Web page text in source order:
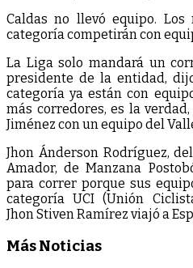
Caldas no llevó equipo.
categoría competirán con
La Liga solo mandará un
presidente de la entidad,
categoría ya están con
más corredores, es la
Jiménez con un equipo del
Jhon Ánderson Rodríguez,
Amador, de Manzana
para correr porque sus
categoría UCI (Unión
Jhon Stiven Ramírez viajó a
Más Noticias